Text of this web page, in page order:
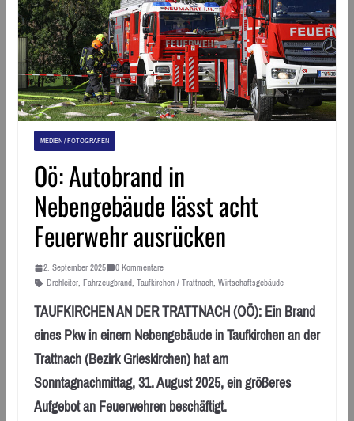
MEDIEN / FOTOGRAFEN
Oö: Autobrand in
Nebengebäude lässt acht
Feuerwehr ausrücken
2. September 2025
0 Kommentare
Drehleiter, Fahrzeugbrand, Taufkirchen / Trattnach, Wirtschaftsgebäude
TAUFKIRCHEN AN DER TRATTNACH (OÖ): Ein Brand
eines Pkw in einem Nebengebäude in Taufkirchen an der
Trattnach (Bezirk Grieskirchen) hat am
Sonntagnachmittag, 31. August 2025, ein größeres
Aufgebot an Feuerwehren beschäftigt.